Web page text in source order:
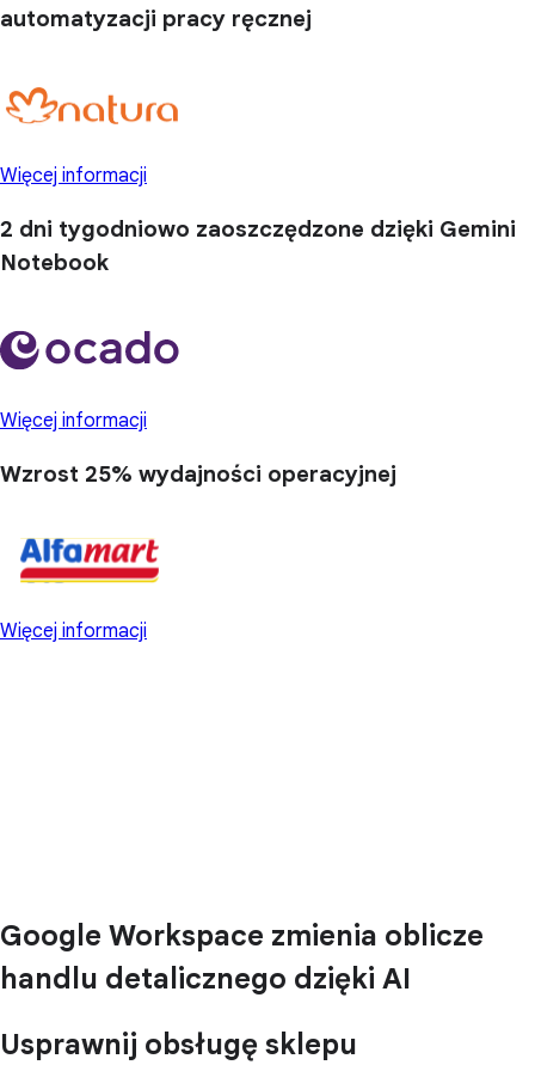
automatyzacji pracy ręcznej
Więcej informacji
2 dni tygodniowo zaoszczędzone dzięki Gemini
Notebook
Więcej informacji
Wzrost 25% wydajności operacyjnej
Więcej informacji
Google Workspace zmienia oblicze
handlu detalicznego dzięki AI
Usprawnij obsługę sklepu